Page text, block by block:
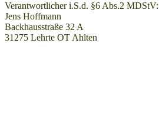
Verantwortlicher i.S.d. §6 Abs.2 MDStV:
Jens Hoffmann
Backhausstraße 32 A
31275 Lehrte OT Ahlten